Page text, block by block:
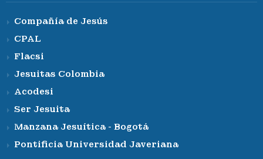
Compañía de Jesús
CPAL
Flacsi
Jesuitas Colombia
Acodesi
Ser Jesuita
Manzana Jesuítica - Bogotá
Pontificia Universidad Javeriana